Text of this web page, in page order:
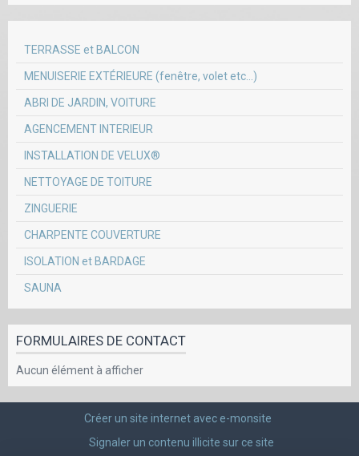
TERRASSE et BALCON
MENUISERIE EXTÉRIEURE (fenêtre, volet etc...)
ABRI DE JARDIN, VOITURE
AGENCEMENT INTERIEUR
INSTALLATION DE VELUX®
NETTOYAGE DE TOITURE
ZINGUERIE
CHARPENTE COUVERTURE
ISOLATION et BARDAGE
SAUNA
FORMULAIRES DE CONTACT
Aucun élément à afficher
Créer un site internet avec e-monsite
Signaler un contenu illicite sur ce site